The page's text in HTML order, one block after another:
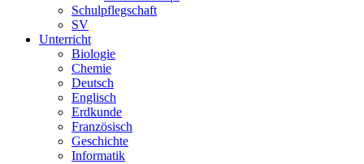
Schulpflegschaft
SV
Unterricht
Biologie
Chemie
Deutsch
Englisch
Erdkunde
Französisch
Geschichte
Informatik